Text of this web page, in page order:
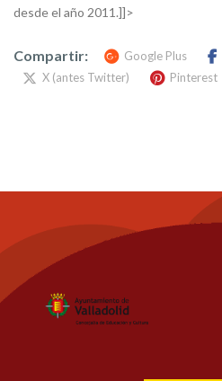
desde el año 2011.]]>
Compartir: Google Plus
X (antes Twitter)
Pinterest